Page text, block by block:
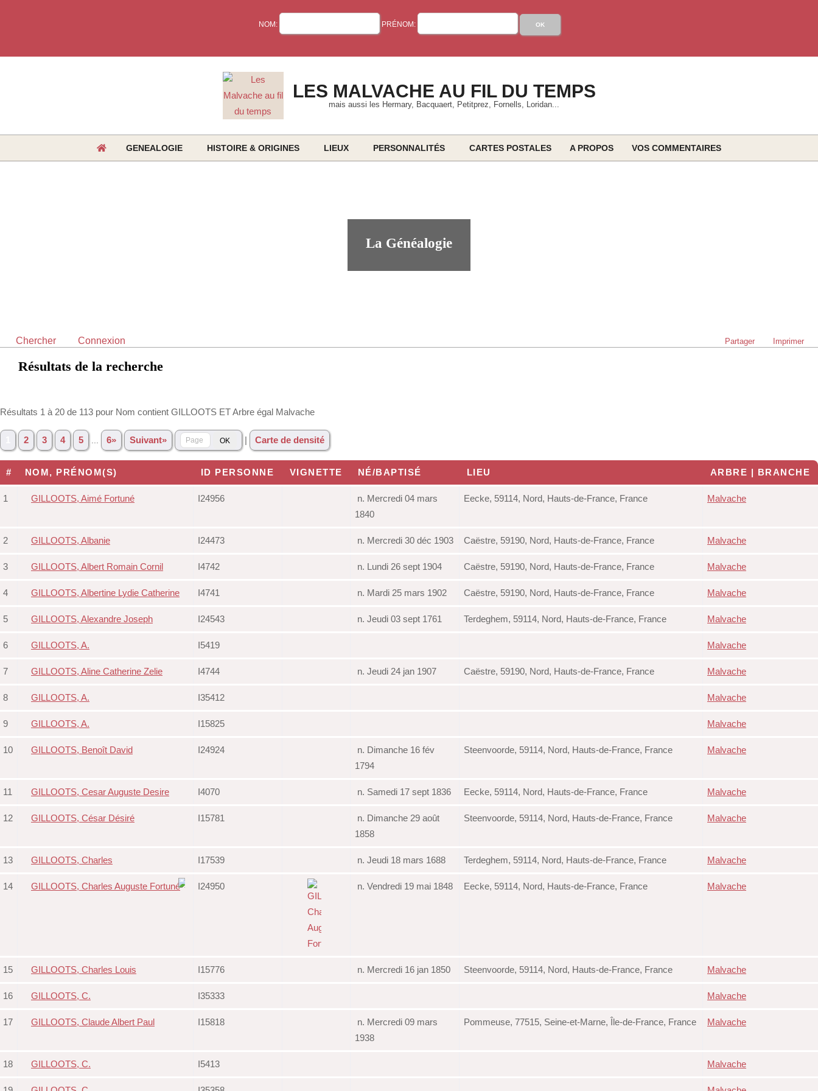
NOM: PRÉNOM:
LES MALVACHE AU FIL DU TEMPS
mais aussi les Hermary, Bacquaert, Petitprez, Fornells, Loridan...
GENEALOGIE HISTOIRE & ORIGINES LIEUX PERSONNALITÉS CARTES POSTALES A PROPOS VOS COMMENTAIRES
La Généalogie
Chercher Connexion Partager Imprimer
Résultats de la recherche
Résultats 1 à 20 de 113 pour Nom contient GILLOOTS ET Arbre égal Malvache
2 3 4 5 6» Suivant» | Carte de densité
# NOM, PRÉNOM(S) ID PERSONNE VIGNETTE NÉ/BAPTISÉ LIEU ARBRE | BRANCHE
1 GILLOOTS, Aimé Fortuné I24956
n. Mercredi 04 mars
1840
Eecke, 59114, Nord, Hauts-de-France, France Malvache
2 GILLOOTS, Albanie I24473 n. Mercredi 30 déc 1903 Caëstre, 59190, Nord, Hauts-de-France, France Malvache
3 GILLOOTS, Albert Romain Cornil I4742 n. Lundi 26 sept 1904 Caëstre, 59190, Nord, Hauts-de-France, France Malvache
4 GILLOOTS, Albertine Lydie Catherine I4741 n. Mardi 25 mars 1902 Caëstre, 59190, Nord, Hauts-de-France, France Malvache
5 GILLOOTS, Alexandre Joseph I24543 n. Jeudi 03 sept 1761 Terdeghem, 59114, Nord, Hauts-de-France, France Malvache
6 GILLOOTS, A. I5419 Malvache
7 GILLOOTS, Aline Catherine Zelie I4744 n. Jeudi 24 jan 1907 Caëstre, 59190, Nord, Hauts-de-France, France Malvache
8 GILLOOTS, A. I35412 Malvache
9 GILLOOTS, A. I15825 Malvache
10 GILLOOTS, Benoît David I24924
n. Dimanche 16 fév
1794
Steenvoorde, 59114, Nord, Hauts-de-France, France Malvache
11 GILLOOTS, Cesar Auguste Desire I4070 n. Samedi 17 sept 1836 Eecke, 59114, Nord, Hauts-de-France, France Malvache
12 GILLOOTS, César Désiré I15781
n. Dimanche 29 août
1858
Steenvoorde, 59114, Nord, Hauts-de-France, France Malvache
13 GILLOOTS, Charles I17539 n. Jeudi 18 mars 1688 Terdeghem, 59114, Nord, Hauts-de-France, France Malvache
14 GILLOOTS, Charles Auguste Fortuné I24950 n. Vendredi 19 mai 1848 Eecke, 59114, Nord, Hauts-de-France, France Malvache
15 GILLOOTS, Charles Louis I15776 n. Mercredi 16 jan 1850 Steenvoorde, 59114, Nord, Hauts-de-France, France Malvache
16 GILLOOTS, C. I35333 Malvache
17 GILLOOTS, Claude Albert Paul I15818
n. Mercredi 09 mars
1938
Pommeuse, 77515, Seine-et-Marne, Île-de-France, France Malvache
18 GILLOOTS, C. I5413 Malvache